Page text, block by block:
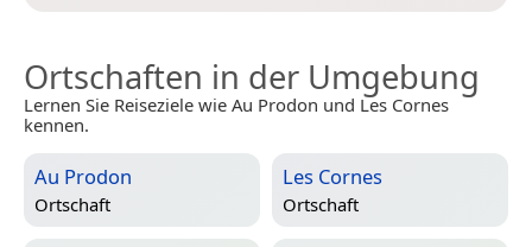
Ortschaften in der Umgebung
Lernen Sie Reiseziele wie Au Prodon und Les Cornes
kennen.
Au Prodon
Ortschaft
Les Cornes
Ortschaft